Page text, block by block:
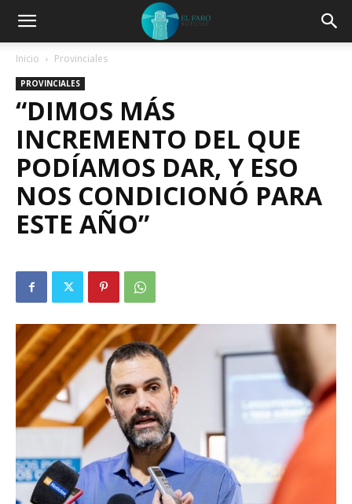
Inicio Provinciales
PROVINCIALES
“DIMOS MÁS
INCREMENTO DEL QUE
PODÍAMOS DAR, Y ESO
NOS CONDICIONÓ PARA
ESTE AÑO”